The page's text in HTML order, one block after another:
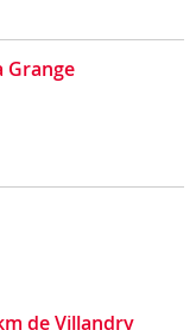
Grange
de Villandry